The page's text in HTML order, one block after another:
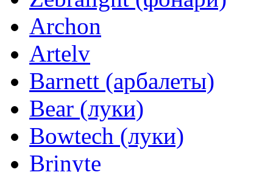
Archon
Artelv
Barnett (арбалеты)
Bear (луки)
Bowtech (луки)
Brinyte